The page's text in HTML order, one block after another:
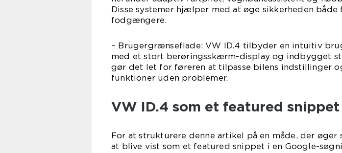
Disse systemer hjælper med at øge sikkerheden både
fodgængere.
– Brugergrænseflade: VW ID.4 tilbyder en intuitiv
med et stort berøringsskærm-display og indbygget
gør det let for føreren at tilpasse bilens indstillinger
funktioner uden problemer.
VW ID.4 som et featured
For at strukturere denne artikel på en måde, der øger
at blive vist som et featured snippet i en Google-